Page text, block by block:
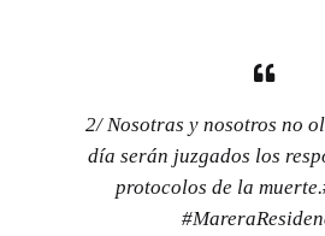
2/ Nosotras y nosotros no
día serán juzgados los
protocolos de la muerte.